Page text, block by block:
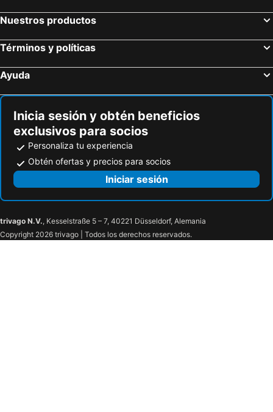
Nuestros productos
Términos y políticas
Ayuda
Inicia sesión y obtén beneficios
exclusivos para socios
Personaliza tu experiencia
Obtén ofertas y precios para socios
Iniciar sesión
trivago N.V., Kesselstraße 5 – 7, 40221 Düsseldorf, Alemania
Copyright 2026 trivago | Todos los derechos reservados.